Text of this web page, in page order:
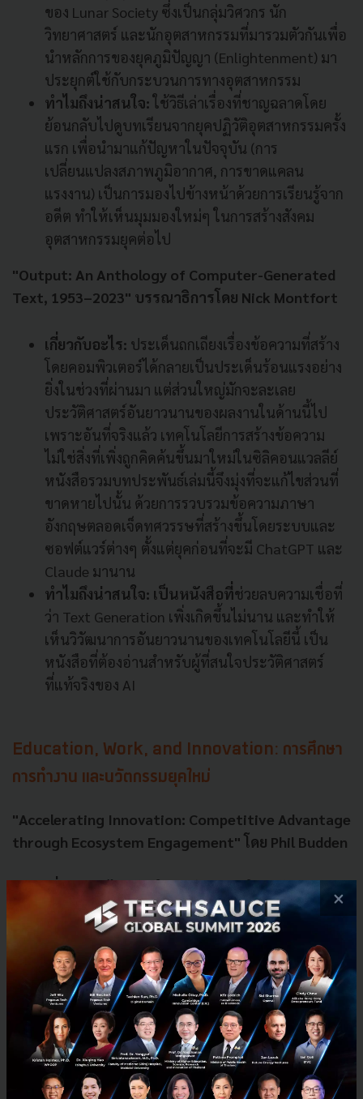
ของ Lunar Society ซึ่งเป็นกลุ่มวิศวกร นัก
วิทยาศาสตร์ และนักอุตสาหกรรมที่มารวมตัวกันเพื่อ
นำหลักการของยุคภูมิปัญญา (Enlightenment) มา
ประยุกต์ใช้กับกระบวนการทางอุตสาหกรรม
ทำไมถึงน่าสนใจ:ใช้วิธีเล่าเรื่องที่ชาญฉลาดโดย
ย้อนกลับไปดูบทเรียนจากยุคปฏิวัติอุตสาหกรรมครั้ง
แรก เพื่อนำมาแก้ปัญหาในปัจจุบัน (การ
เปลี่ยนแปลงสภาพภูมิอากาศ, การขาดแคลน
แรงงาน) เป็นการมองไปข้างหน้าด้วยการเรียนรู้จาก
อดีต ทำให้เห็นมุมมองใหม่ๆ ในการสร้างสังคม
อุตสาหกรรมยุคต่อไป
"Output: An Anthology of Computer-Generated
Text, 1953–2023" บรรณาธิการโดย Nick Montfort
เกี่ยวกับอะไร: ประเด็นถกเถียงเรื่องข้อความที่สร้าง
โดยคอมพิวเตอร์ได้กลายเป็นประเด็นร้อนแรงอย่าง
ยิ่งในช่วงที่ผ่านมา แต่ส่วนใหญ่มักจะละเลย
ประวัติศาสตร์อันยาวนานของผลงานในด้านนี้ไป
เพราะอันที่จริงแล้ว เทคโนโลยีการสร้างข้อความ
ไม่ใช่สิ่งที่เพิ่งถูกคิดค้นขึ้นมาใหม่ในซิลิคอนแวลลีย์
หนังสือรวมบทประพันธ์เล่มนี้จึงมุ่งที่จะแก้ไขส่วนที่
ขาดหายไปนั้น ด้วยการรวบรวมข้อความภาษา
อังกฤษตลอดเจ็ดทศวรรษที่สร้างขึ้นโดยระบบและ
ซอฟต์แวร์ต่างๆ ตั้งแต่ยุคก่อนที่จะมี ChatGPT และ
Claude มานาน
ทำไมถึงน่าสนใจ: เป็นหนังสือที่ช่วยลบความเชื่อที่
ว่า Text Generation เพิ่งเกิดขึ้นไม่นาน และทำให้
เห็นวิวัฒนาการอันยาวนานของเทคโนโลยีนี้ เป็น
หนังสือที่ต้องอ่านสำหรับผู้ที่สนใจประวัติศาสตร์
ที่แท้จริงของ AI
Education, Work, and Innovation: การศึกษา
การทำงาน และนวัตกรรมยุคใหม่
"Accelerating Innovation: Competitive Advantage
through Ecosystem Engagement" โดย Phil Budden
เกี่ยวกับอะไร:
ผู้นำในองค์กรขนาดใหญ่ต้องเผชิญ
กับแรงกดดันอย่างต่อเนื่องในการสร้างนวัตกรรม
และมีเพียงไม่กี่คนที่มีทรัพยากรภายในเพียงพอที่จะ
ตามทันความก้าวหน้าอย่างรวดเร็วของวิทยาศาสตร์
และเทคโนโลยี แต่เมื่อมองออกไปนอกองค์กรของ
ตนเอง ส่วนใหญ่ต้องเผชิญกับภูมิทัศน์ของทรัพยากร
ภายนอกที่น่าสับสน ใน “Accelerating Innovation”
ผู้นำจะได้พบกับคู่มือปฏิบัติสำหรับภูมิทัศน์ภายนอก
นี้ Budden และ Murray ได้ให้แนวทางในการนำทาง
ระบบนิเวศนวัตกรรม (innovation ecosystems) ซึ่ง
×